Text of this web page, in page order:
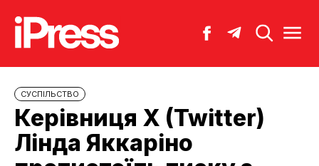
CУСПІЛЬСТВО
Керівниця X (Twitter)
Лінда Яккаріно